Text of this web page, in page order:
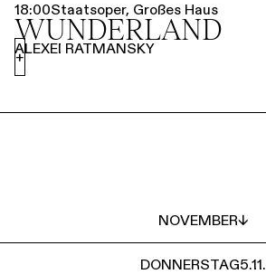
18:00Staatsoper, Großes Haus
WUNDERLAND
ALEXEI RATMANSKY
+
NOVEMBER↓
DONNERSTAG5.11.